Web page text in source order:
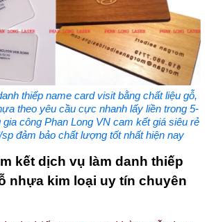
thiếp name card visit bằng chất liệu gỗ,
theo yêu cầu cực nhanh lấy liền trong 5-
công Phan Long VN cam kết giá siêu rẻ
đảm bảo chất lượng tốt nhất hiện nay
kết dịch vụ làm danh thiếp
nhựa kim loại uy tín chuyên